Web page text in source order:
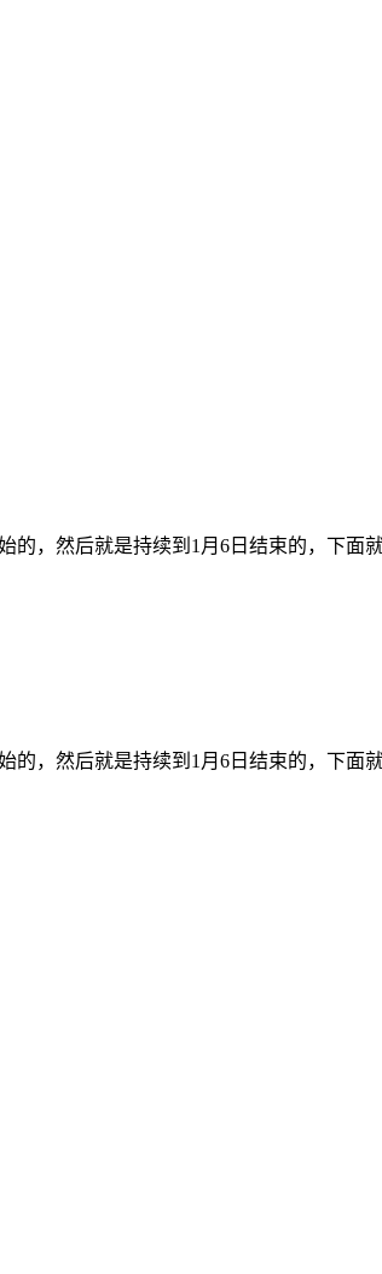
，然后就是持续到1月6日结束的，下面
，然后就是持续到1月6日结束的，下面